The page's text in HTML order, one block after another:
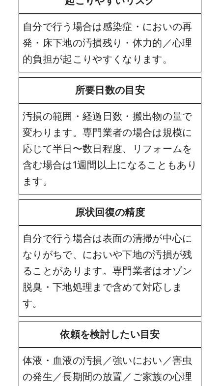
自分で行う場合は感染症・においの再
発・床下地の汚損残り・体力的／心理
的負担が起こりやすくなります。
所要日数の目安
汚損の範囲・経過日数・搬出物の量で
変わります。専門業者の場合は規模に
応じて半日〜数日程度、リフォームを
含む場合は1週間以上になることもあり
ます。
原状回復の精度
自分で行う場合は表面の清掃が中心に
なりがちで、においや下地の汚損が残
ることがあります。専門業者はオゾン
脱臭・下地処理まで含めて対応しま
す。
依頼を検討したい目安
体液・血液の汚損／強いにおい／害虫
の発生／長期間の放置／ご家族の心理